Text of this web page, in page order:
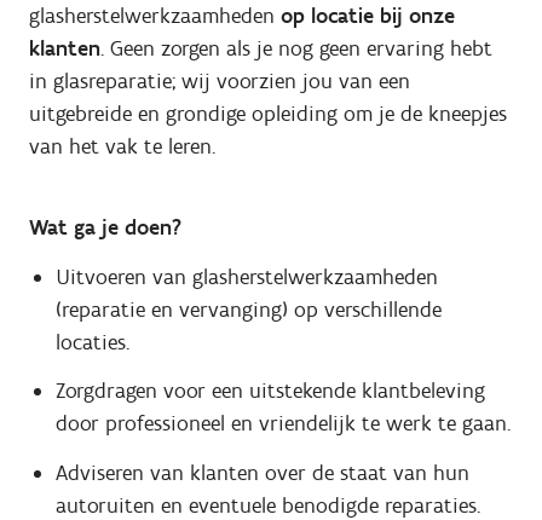
glasherstelwerkzaamheden op locatie bij onze
klanten. Geen zorgen als je nog geen ervaring hebt
in glasreparatie; wij voorzien jou van een
uitgebreide en grondige opleiding om je de kneepjes
van het vak te leren.
Wat ga je doen?
Uitvoeren van glasherstelwerkzaamheden
(reparatie en vervanging) op verschillende
locaties.
Zorgdragen voor een uitstekende klantbeleving
door professioneel en vriendelijk te werk te gaan.
Adviseren van klanten over de staat van hun
autoruiten en eventuele benodigde reparaties.